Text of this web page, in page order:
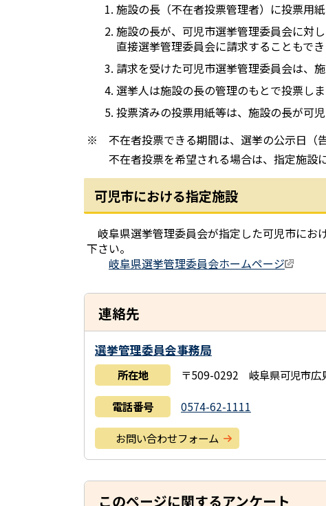
施設の長（不在者投票管理者）に投票用紙
施設の長が、可児市選挙管理委員会に対
直接選挙管理委員会に請求することもでき
請求を受けた可児市選挙管理委員会は、
選挙人は施設の長の管理のもとで投票しま
投票済みの投票用紙等は、施設の長が可
※ 不在者投票できる期間は、選挙の公示日（
不在者投票を希望される場合は、指定施設
可児市における指定施設
岐阜県選挙管理委員会が指定した可児市にお
下さい。
岐阜県選挙管理委員会ホームページ
連絡先
選挙管理委員会事務局
所在地 〒509-0292 岐阜県可児市広
電話番号 0574-62-1111
お問い合わせフォーム
このページに関するアンケート